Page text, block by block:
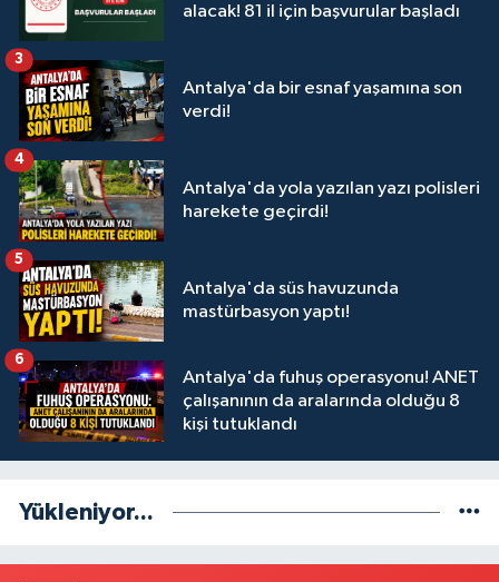
alacak! 81 il için başvurular başladı
Antalya'da bir esnaf yaşamına son
verdi!
3
Antalya'da yola yazılan yazı polisleri
harekete geçirdi!
4
Antalya'da süs havuzunda
mastürbasyon yaptı!
5
Antalya'da fuhuş operasyonu! ANET
çalışanının da aralarında olduğu 8
kişi tutuklandı
6
Yükleniyor...